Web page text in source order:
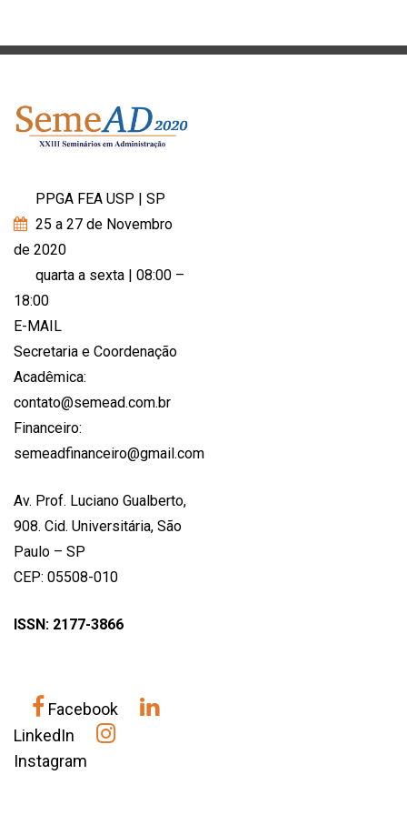
PPGA FEA USP | SP
25 a 27 de Novembro
de 2020
quarta a sexta | 08:00 –
18:00
E-MAIL
Secretaria e Coordenação
Acadêmica:
contato@semead.com.br
Financeiro:
semeadfinanceiro@gmail.com
Av. Prof. Luciano Gualberto,
908. Cid. Universitária, São
Paulo – SP
CEP: 05508-010
ISSN: 2177-3866
Facebook
LinkedIn
Instagram